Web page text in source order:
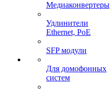
Медиаконвертеры
Удлинители
Ethernet, PoE
SFP модули
Для домофонных
систем